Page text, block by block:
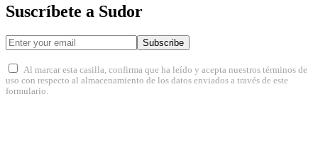
Suscríbete a Sudor
Subscribe
Al marcar esta casilla, confirma que ha leído y acepta nuestros términos de
uso con respecto al almacenamiento de los datos enviados a través de este
formulario.